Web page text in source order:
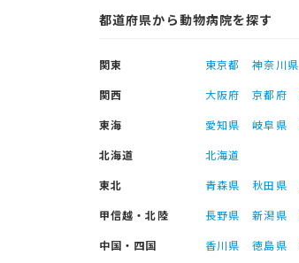
都道府県から動物病院を探す
関東 東京都 神奈川県
関西
大阪府 京都府
東海
愛知県 岐阜県
北海道
北海道
東北
青森県 秋田県
甲信越・北陸
長野県 新潟県
中国・四国
香川県 徳島県